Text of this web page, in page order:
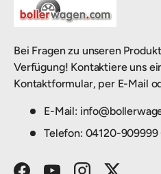
Bei Fragen zu unseren
Verfügung! Kontaktiere uns
Kontaktformular, per E-Mail
E-Mail:
Telefon: 04120-